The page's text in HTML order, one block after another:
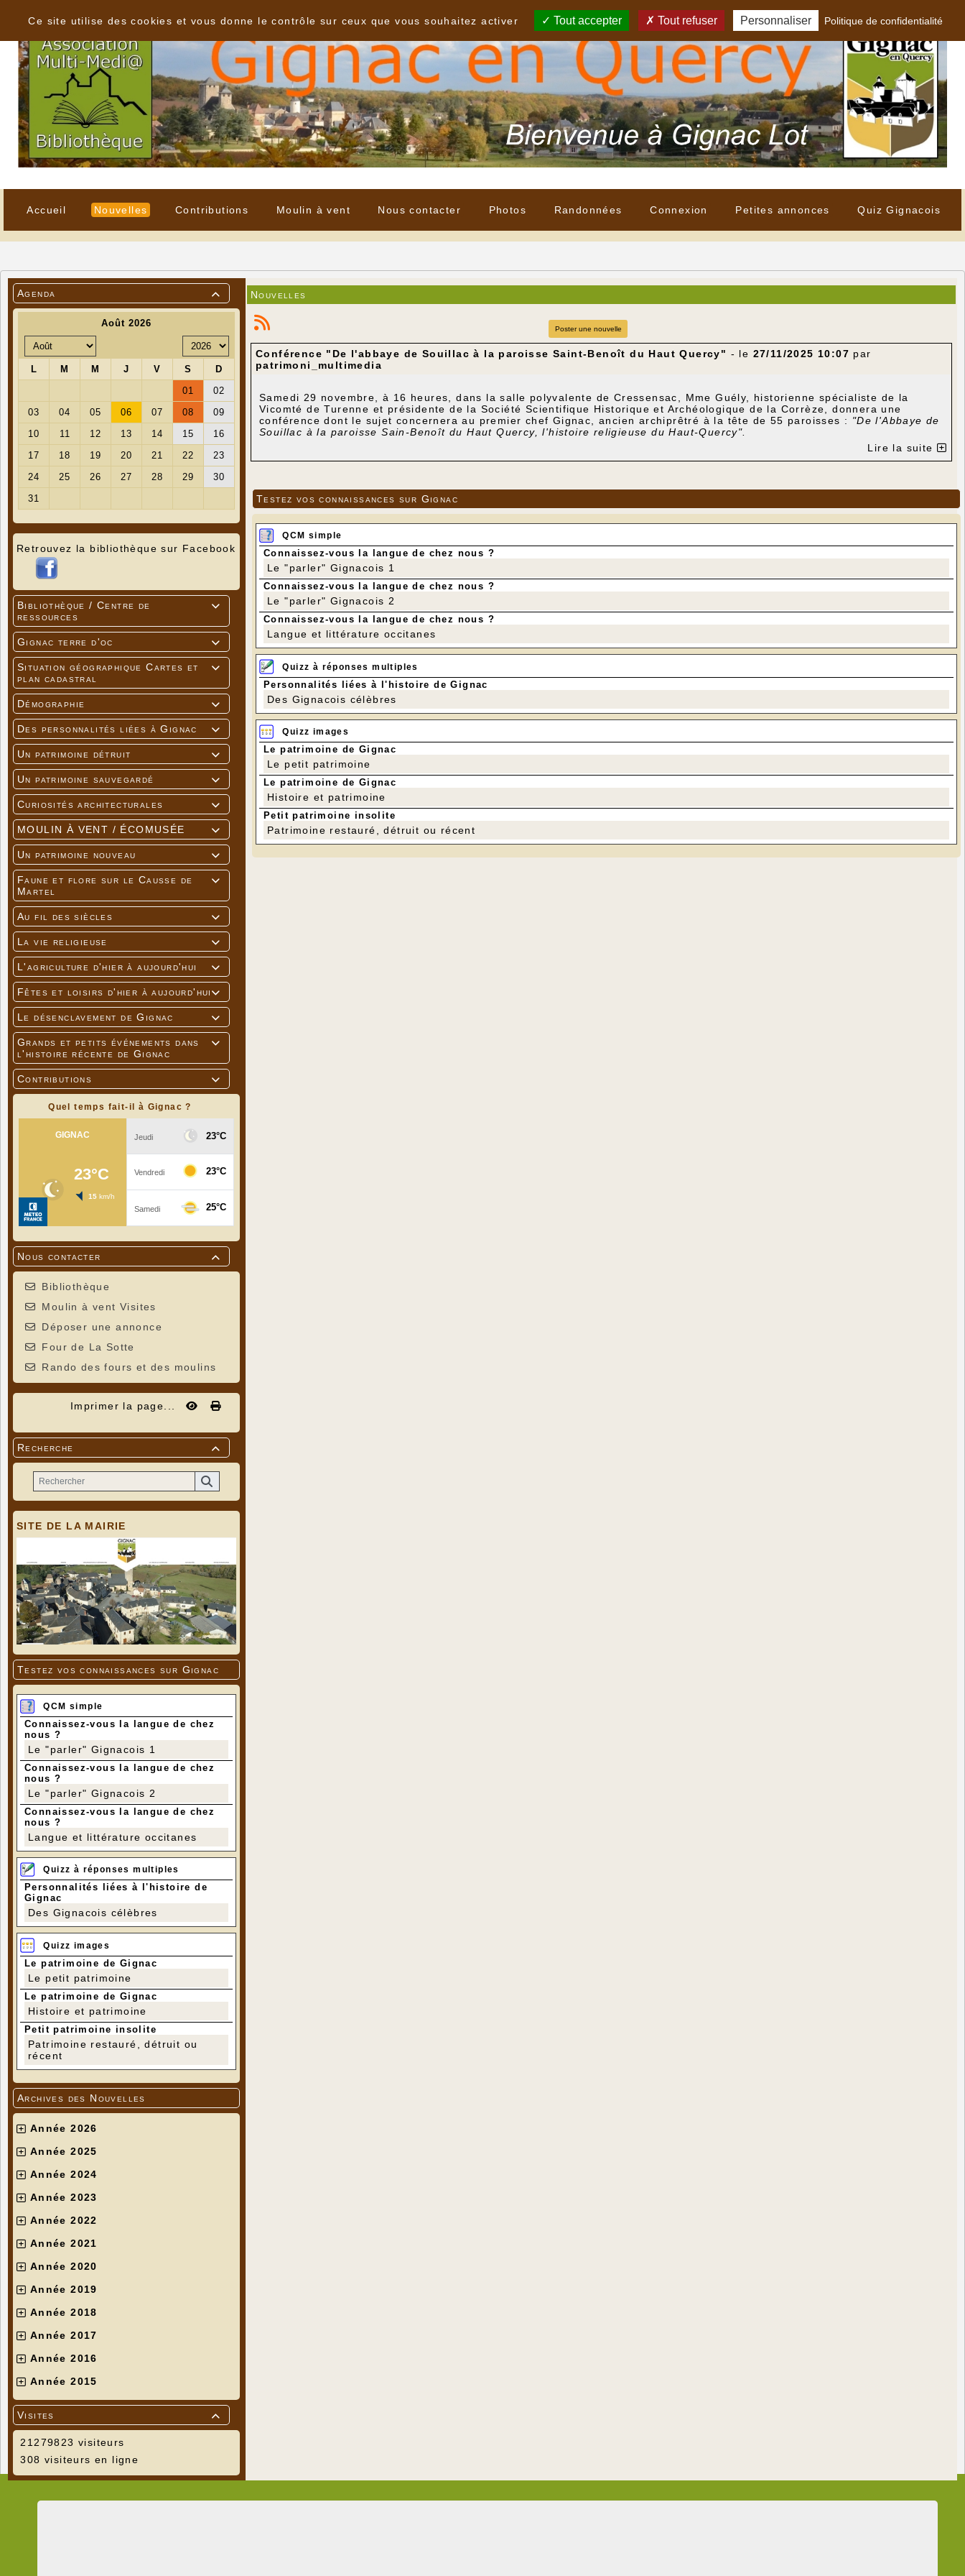
Accueil Nouvelles Contributions Moulin à vent Nous contacter Photos Randonnées Connexion Petites annonces Quiz Gignacois

Agenda
Retrouvez la bibliothèque sur Facebook

Bibliothèque / Centre de
ressources

Gignac terre d'oc

Situation géographique Cartes et
plan cadastral

Démographie

Des personnalités liées à Gignac

Un patrimoine détruit

Un patrimoine sauvegardé

Curiosités architecturales

MOULIN À VENT / ÉCOMUSÉE

Un patrimoine nouveau

Faune et flore sur le Causse de
Martel

Au fil des siècles

La vie religieuse

L'agriculture d'hier à aujourd'hui

Fêtes et loisirs d'hier à aujourd'hui

Le désenclavement de Gignac

Grands et petits événements dans
l'histoire récente de Gignac

Contributions
Quel temps fait-il à Gignac ?

Nous contacter
Bibliothèque
Moulin à vent Visites
Déposer une annonce
Four de La Sotte
Rando des fours et des moulins
Imprimer la page...

Recherche
SITE DE LA MAIRIE
Testez vos connaissances sur Gignac
QCM simple
Connaissez-vous la langue de chez
nous ?
Le "parler" Gignacois 1
Connaissez-vous la langue de chez
nous ?
Le "parler" Gignacois 2
Connaissez-vous la langue de chez
nous ?
Langue et littérature occitanes
Quizz à réponses multiples
Personnalités liées à l'histoire de
Gignac
Des Gignacois célèbres
Quizz images
Le patrimoine de Gignac
Le petit patrimoine
Le patrimoine de Gignac
Histoire et patrimoine
Petit patrimoine insolite
Patrimoine restauré, détruit ou
récent
Archives des Nouvelles
Année 2026
Année 2025
Année 2024
Année 2023
Année 2022
Année 2021
Année 2020
Année 2019
Année 2018
Année 2017
Année 2016
Année 2015

Visites
21279823 visiteurs
308 visiteurs en ligne
Nouvelles
Poster une nouvelle
Conférence "De l'abbaye de Souillac à la paroisse Saint-Benoît du Haut Quercy" - le 27/11/2025 10:07 par
patrimoni_multimedia
Samedi 29 novembre, à 16 heures, dans la salle polyvalente de Cressensac, Mme Guély, historienne spécialiste de la
Vicomté de Turenne et présidente de la Société Scientifique Historique et Archéologique de la Corrèze, donnera une
conférence dont le sujet concernera au premier chef Gignac, ancien archiprêtré à la tête de 55 paroisses : "De l'Abbaye de
Souillac à la paroisse Sain-Benoît du Haut Quercy, l'histoire religieuse du Haut-Quercy".
Lire la suite
Testez vos connaissances sur Gignac
QCM simple
Connaissez-vous la langue de chez nous ?
Le "parler" Gignacois 1
Connaissez-vous la langue de chez nous ?
Le "parler" Gignacois 2
Connaissez-vous la langue de chez nous ?
Langue et littérature occitanes
Quizz à réponses multiples
Personnalités liées à l'histoire de Gignac
Des Gignacois célèbres
Quizz images
Le patrimoine de Gignac
Le petit patrimoine
Le patrimoine de Gignac
Histoire et patrimoine
Petit patrimoine insolite
Patrimoine restauré, détruit ou récent
Ce site utilise des cookies et vous donne le contrôle sur ceux que vous souhaitez activer
Tout accepter Tout refuser Personnaliser Politique de confidentialité